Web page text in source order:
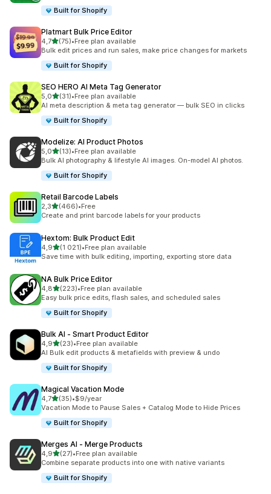
Built for Shopify
Platmart Bulk Price Editor
4,7z 5 hvězd
(75)
Celkový počet recenzí: 75
•Free plan available
Bulk edit prices and run sales, make price changes for markets
Built for Shopify
SEO HERO AI Meta Tag Generator
5,0z 5 hvězd
(31)
Celkový počet recenzí: 31
•Free plan available
AI meta description & meta tag generator — bulk SEO in clicks
Built for Shopify
Modelize: AI Product Photos
5,0z 5 hvězd
(13)
Celkový počet recenzí: 13
•Free plan available
Bulk AI photography & lifestyle AI images. On-model AI photos.
Built for Shopify
Retail Barcode Labels
2,3z 5 hvězd
(466)
Celkový počet recenzí: 466
•Free
Create and print barcode labels for your products
Hextom: Bulk Product Edit
4,9z 5 hvězd
(1 021)
Celkový počet recenzí: 1021
•Free plan available
Save time with bulk editing, importing, exporting store data
NA Bulk Price Editor
4,8z 5 hvězd
(223)
Celkový počet recenzí: 223
•Free plan available
Easy bulk price edits, flash sales, and scheduled sales
Built for Shopify
Bulk AI ‑ Smart Product Editor
4,9z 5 hvězd
(23)
Celkový počet recenzí: 23
•Free plan available
AI Bulk edit products & metafields with preview & undo
Built for Shopify
Magical Vacation Mode
4,7z 5 hvězd
(35)
Celkový počet recenzí: 35
•$9/year
Vacation Mode to Pause Sales + Catalog Mode to Hide Prices
Built for Shopify
Merges AI ‑ Merge Products
4,9z 5 hvězd
(27)
Celkový počet recenzí: 27
•Free plan available
Combine separate products into one with native variants
Built for Shopify